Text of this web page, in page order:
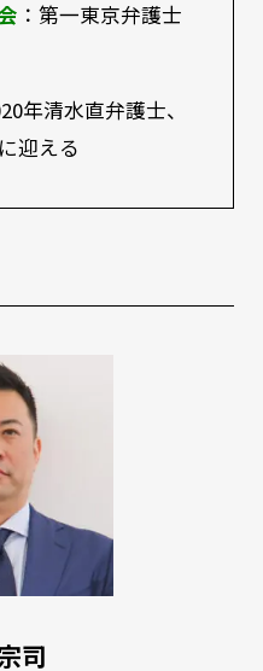
：第一東京弁護士
年清水直弁護士、
迎える
司